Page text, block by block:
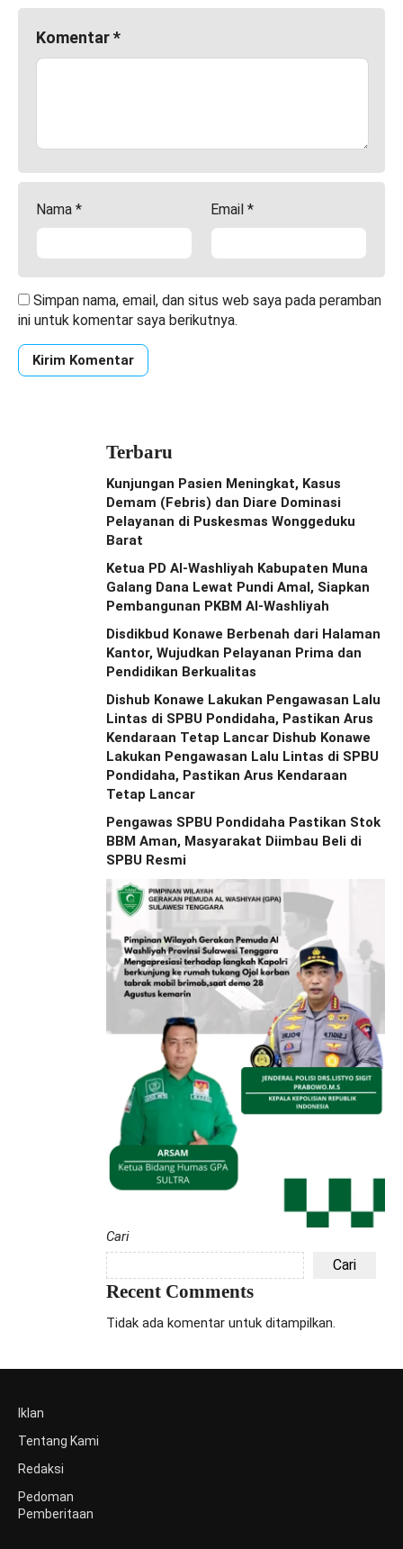
Komentar*
Nama * Email *
Simpan nama, email, dan situs web saya pada peramban
ini untuk komentar saya berikutnya.
Terbaru
Kunjungan Pasien Meningkat, Kasus
Demam (Febris) dan Diare Dominasi
Pelayanan di Puskesmas Wonggeduku
Barat
Ketua PD Al-Washliyah Kabupaten Muna
Galang Dana Lewat Pundi Amal, Siapkan
Pembangunan PKBM Al-Washliyah
Disdikbud Konawe Berbenah dari Halaman
Kantor, Wujudkan Pelayanan Prima dan
Pendidikan Berkualitas
Dishub Konawe Lakukan Pengawasan Lalu
Lintas di SPBU Pondidaha, Pastikan Arus
Kendaraan Tetap Lancar Dishub Konawe
Lakukan Pengawasan Lalu Lintas di SPBU
Pondidaha, Pastikan Arus Kendaraan
Tetap Lancar
Pengawas SPBU Pondidaha Pastikan Stok
BBM Aman, Masyarakat Diimbau Beli di
SPBU Resmi
Cari
Cari
Recent Comments
Tidak ada komentar untuk ditampilkan.
Iklan
Tentang Kami
Redaksi
Pedoman
Pemberitaan